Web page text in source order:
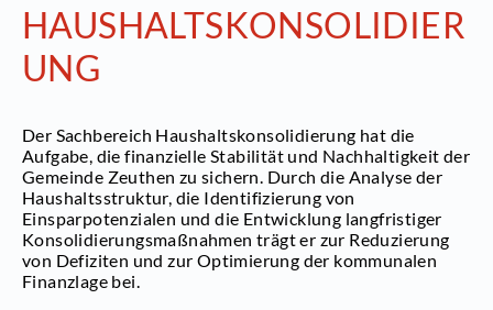
HAUSHALTSKONSOLIDIER
UNG
Der Sachbereich Haushaltskonsolidierung hat die
Aufgabe, die finanzielle Stabilität und Nachhaltigkeit der
Gemeinde Zeuthen zu sichern. Durch die Analyse der
Haushaltsstruktur, die Identifizierung von
Einsparpotenzialen und die Entwicklung langfristiger
Konsolidierungsmaßnahmen trägt er zur Reduzierung
von Defiziten und zur Optimierung der kommunalen
Finanzlage bei.